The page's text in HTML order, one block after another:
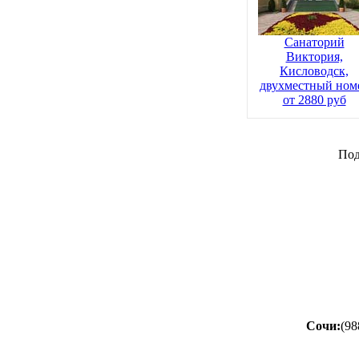
Санаторий
Виктория,
Кисловодск,
двухместный
от 2880 руб
Сочи: